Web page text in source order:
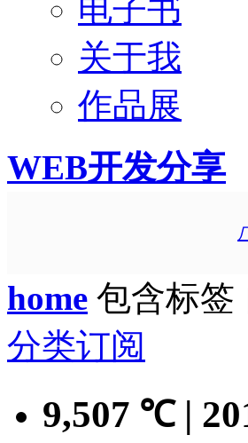
电子书
关于我
作品展
WEB开发分享
home 包含标签
分类订阅
9,507 ℃ |